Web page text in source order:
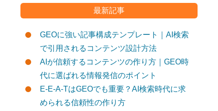
最新記事
GEOに強い記事構成テンプレート｜AI検索
で引用されるコンテンツ設計方法
AIが信頼するコンテンツの作り方｜GEO時
代に選ばれる情報発信のポイント
E-E-A-TはGEOでも重要？AI検索時代に求
められる信頼性の作り方